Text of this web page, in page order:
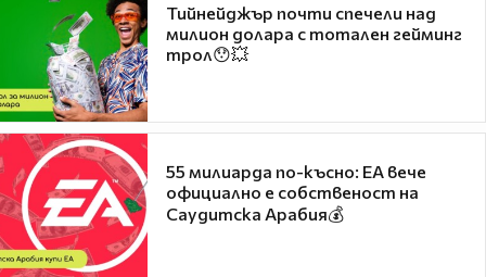
Тийнейджър почти спечели над
милион долара с тотален гейминг
трол😯💥
55 милиарда по-късно: EA вече
официално е собственост на
Саудитска Арабия💰